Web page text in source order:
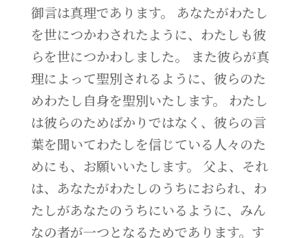
御言は真理であります。 あなたがわたし
を世につかわされたように、わたしも彼
らを世につかわしました。 また彼らが真
理によって聖別されるように、彼らのた
めわたし自身を聖別いたします。 わたし
は彼らのためばかりではなく、彼らの言
葉を聞いてわたしを信じている人々のた
めにも、お願いいたします。 父よ、それ
は、あなたがわたしのうちにおられ、わ
たしがあなたのうちにいるように、みん
なの者が一つとなるためであります。す